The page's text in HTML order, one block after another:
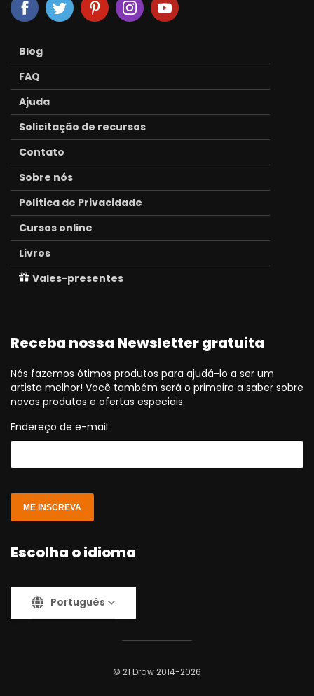
Blog
FAQ
Ajuda
Solicitação de recursos
Contato
Sobre nós
Política de Privacidade
Cursos online
Livros
Vales-presentes
Receba nossa Newsletter gratuita
Nós fazemos ótimos produtos para ajudá-lo a ser um
artista melhor! Você também será o primeiro a saber sobre
novos produtos e ofertas especiais.
Endereço de e-mail
ME INSCREVA
Escolha o idioma
Português
© 21 Draw 2014-2026